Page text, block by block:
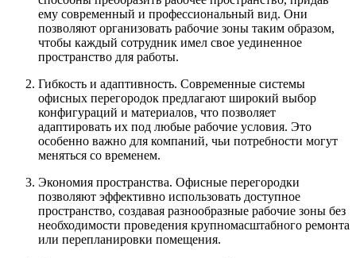
ему современный и профессиональный вид. Они
позволяют организовать рабочие зоны таким образом,
чтобы каждый сотрудник имел свое уединенное
пространство для работы.
Гибкость и адаптивность. Современные системы
офисных перегородок предлагают широкий выбор
конфигураций и материалов, что позволяет
адаптировать их под любые рабочие условия. Это
особенно важно для компаний, чьи потребности могут
меняться со временем.
Экономия пространства. Офисные перегородки
позволяют эффективно использовать доступное
пространство, создавая разнообразные рабочие зоны без
необходимости проведения крупномасштабного ремонта
или перепланировки помещения.